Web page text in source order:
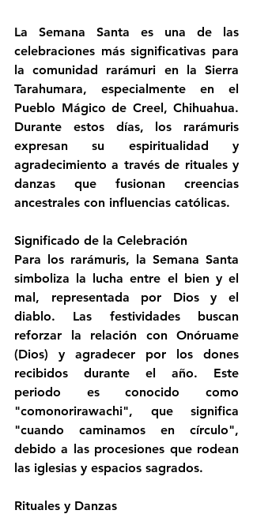
La Semana Santa es una de las
celebraciones más significativas para
la comunidad rarámuri en la Sierra
Tarahumara, especialmente en el
Pueblo Mágico de Creel, Chihuahua.
Durante estos días, los rarámuris
expresan su espiritualidad y
agradecimiento a través de rituales y
danzas que fusionan creencias
ancestrales con influencias católicas.
Significado de la Celebración
Para los rarámuris, la Semana Santa
simboliza la lucha entre el bien y el
mal, representada por Dios y el
diablo. Las festividades buscan
reforzar la relación con Onóruame
(Dios) y agradecer por los dones
recibidos durante el año. Este
periodo es conocido como
"comonorirawachi", que significa
"cuando caminamos en círculo",
debido a las procesiones que rodean
las iglesias y espacios sagrados.
Rituales y Danzas